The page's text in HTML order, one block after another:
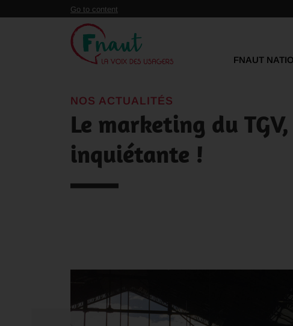
Panneau de gestion des cookies
Go to content
FNAUT
NOS ACTUALITÉS
Le marketing du
inquiétante !